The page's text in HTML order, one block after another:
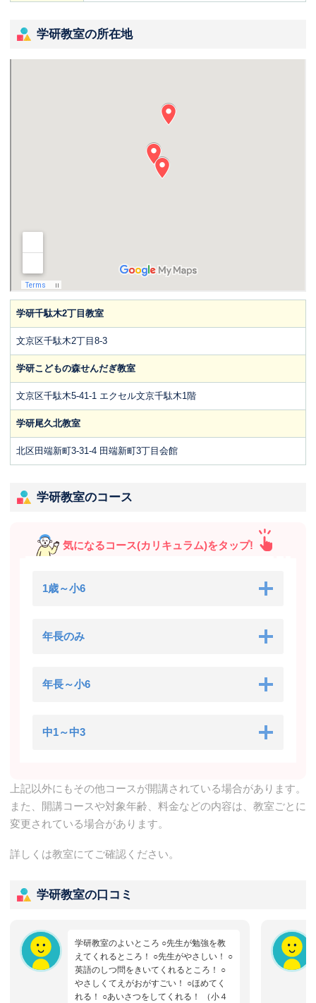
学研教室の所在地
学研千駄木2丁目教室
文京区千駄木2丁目8-3
学研こどもの森せんだぎ教室
文京区千駄木5-41-1 エクセル文京千駄木1階
学研尾久北教室
北区田端新町3-31-4 田端新町3丁目会館
学研教室のコース
気になるコース(カリキュラム)をタップ!
1歳～小6
年長のみ
年長～小6
中1～中3
上記以外にもその他コースが開講されている場合があります。
また、開講コースや対象年齢、料金などの内容は、教室ごとに
変更されている場合があります。
詳しくは教室にてご確認ください。
学研教室の口コミ
学研教室のよいところ ○先生が勉強を教
えてくれるところ！ ○先生がやさしい！ ○
英語のしつ問をきいてくれるところ！ ○
やさしくてえがおがすごい！ ○ほめてく
れる！ ○あいさつをしてくれる！ （小４